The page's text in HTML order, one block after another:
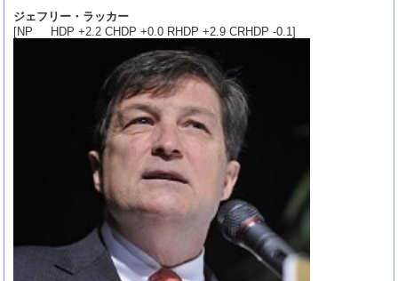
ジェフリー・ラッカー
[NP HDP +2.2 CHDP +0.0 RHDP +2.9 CRHDP -0.1]